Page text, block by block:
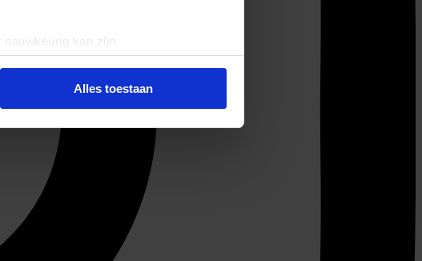
nauwkeurig kan zijn
(fingerprinting)
in het
detailgedeelte
social media te bieden en om ons
met onze partners voor social
andere informatie die u aan ze heeft
Alles toestaan